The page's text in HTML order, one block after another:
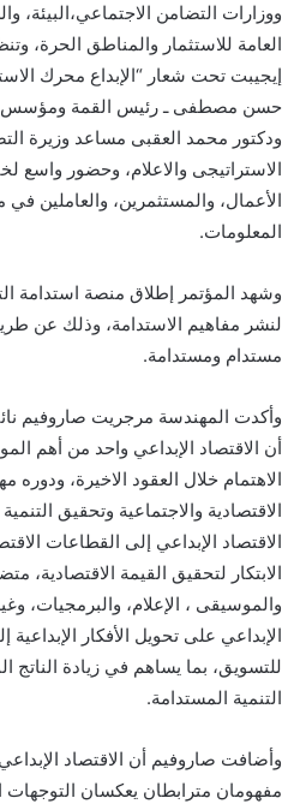
ووزارات التضامن الاجتماعي،البيئة،
العامة للاستثمار والمناطق
إيجيبت تحت شعار “الإبداع محرك
حسن مصطفى ـ رئيس القمة ومؤسس
ودكتور محمد العقبى مساعد وزيرة
الاستراتيجى والاعلام، وحضور واسع
الأعمال، والمستثمرين، والعاملين في
المعلومات.
وشهد المؤتمر إطلاق منصة استدامة
لنشر مفاهيم الاستدامة، وذلك عن
مستدام ومستدامة.
وأكدت المهندسة مرجريت صاروفيم
أن الاقتصاد الإبداعي واحد من أهم
الاهتمام خلال العقود الاخيرة، ودوره
الاقتصادية والاجتماعية وتحقيق
الاقتصاد الإبداعي إلى القطاعات
الابتكار لتحقيق القيمة الاقتصادية،
والموسيقى ، الإعلام، والبرمجيات،
الإبداعي على تحويل الأفكار
للتسويق، بما يساهم في زيادة الناتج
التنمية المستدامة.
وأضافت صاروفيم أن الاقتصاد
مفهومان مترابطان يعكسان التوجهات